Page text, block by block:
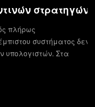
στρατηγών
πλήρως
συστήματος δεν
υπολογιστών. Στα